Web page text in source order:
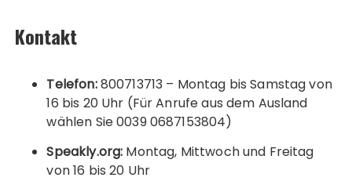
Kontakt
Telefon:800713713 – Montag bis Samstag von
16 bis 20 Uhr (Für Anrufe aus dem Ausland
wählen Sie 0039 0687153804)
Speakly.org: Montag, Mittwoch und Freitag
von 16 bis 20 Uhr